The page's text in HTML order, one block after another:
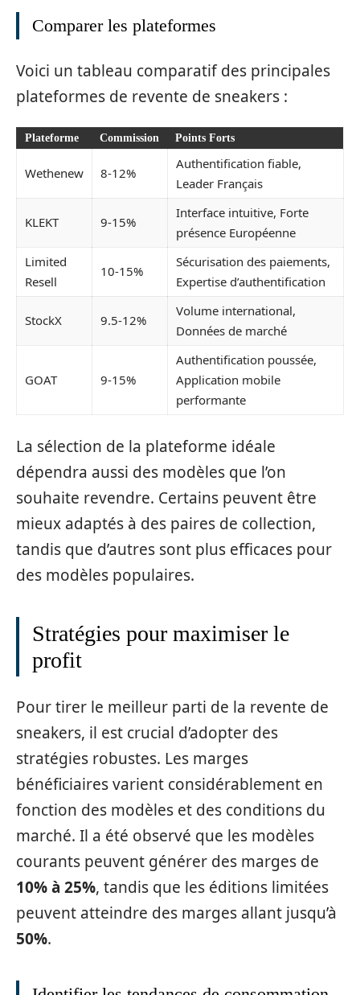
Comparer les plateformes
Voici un tableau comparatif des principales
plateformes de revente de sneakers :
Plateforme Commission Points Forts
Wethenew 8-12%
Authentification fiable,
Leader Français
KLEKT 9-15%
Interface intuitive, Forte
présence Européenne
Limited
Resell
10-15%
Sécurisation des paiements,
Expertise d’authentification
StockX 9.5-12%
Volume international,
Données de marché
GOAT 9-15%
Authentification poussée,
Application mobile
performante
La sélection de la plateforme idéale
dépendra aussi des modèles que l’on
souhaite revendre. Certains peuvent être
mieux adaptés à des paires de collection,
tandis que d’autres sont plus efficaces pour
des modèles populaires.
Stratégies pour maximiser le
profit
Pour tirer le meilleur parti de la revente de
sneakers, il est crucial d’adopter des
stratégies robustes. Les marges
bénéficiaires varient considérablement en
fonction des modèles et des conditions du
marché. Il a été observé que les modèles
courants peuvent générer des marges de
10% à 25%, tandis que les éditions limitées
peuvent atteindre des marges allant jusqu’à
50%.